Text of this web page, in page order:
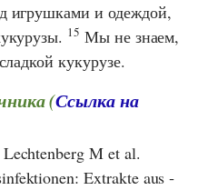
игрушками и одеждой,
15 Мы не знаем,
кукурузе.
(Ссылка на
M et al.
Extrakte aus